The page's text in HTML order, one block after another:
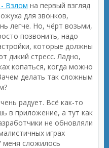
- Взлом на первый взгляд
для звонков,
легче. Но, чёрт возьми,
позвонить, надо
которые должны
дикий стресс. Ладно,
копаться, когда можно
делать так сложным
радует. Всё как-то
в приложение, а тут как
не обновляли
играх
меня сложилось